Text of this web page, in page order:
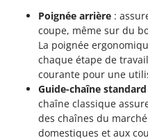
Rogneuses de
Rouleaux pour
Scies à os
Scies à Ruban
Scies alternatives à
Idromatic
Il-Tec
Imperia
Infaco
Intec
Poignée arrière :
coupe, même sur du
La poignée
chaque étape de
courante pour une
Guide-chaîne standard
chaîne classique
des chaînes du
domestiques et aux